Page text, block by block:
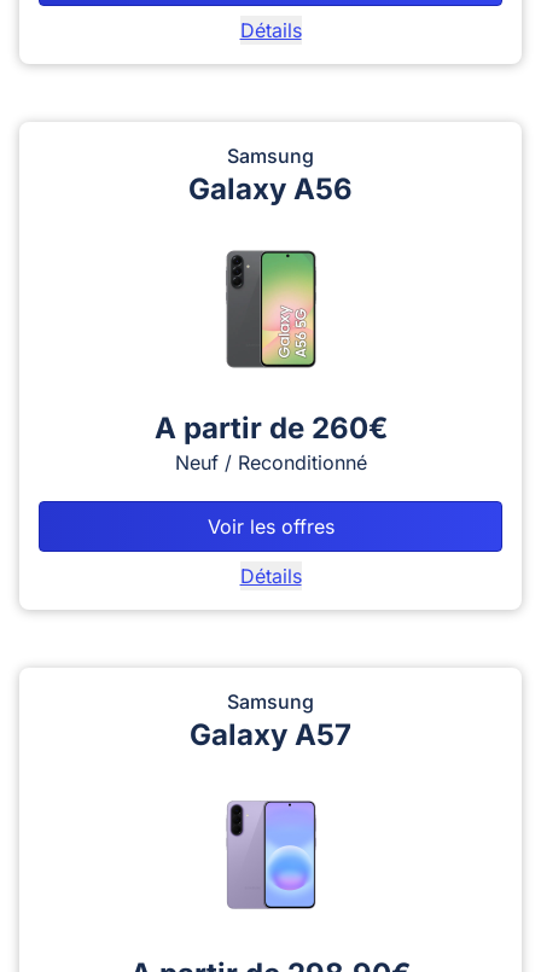
Détails
Samsung
Galaxy A56
A partir de 260€
Neuf / Reconditionné
Voir les offres
Détails
Samsung
Galaxy A57